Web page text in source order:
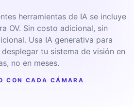
herramientas de IA se incluye
OV. Sin costo adicional, sin
Usa IA generativa para
tu sistema de visión en
no en meses.
CON CADA CÁMARA